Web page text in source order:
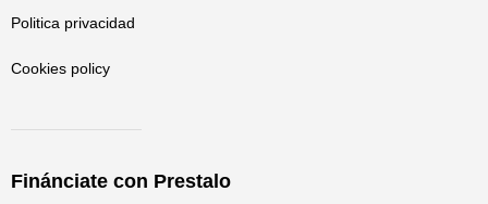
Politica privacidad
Cookies policy
Finánciate con Prestalo